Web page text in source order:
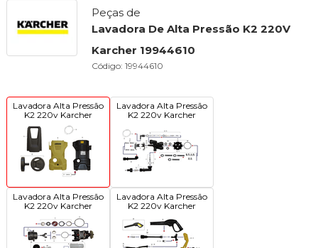
Peças de
Lavadora De Alta Pressão K2 220V
Karcher 19944610
Código: 19944610
Lavadora Alta Pressão
K2 220v Karcher
Lavadora Alta Pressão
K2 220v Karcher
Lavadora Alta Pressão
K2 220v Karcher
Lavadora Alta Pressão
K2 220v Karcher